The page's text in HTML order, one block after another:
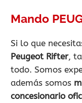
Mando
Si lo que
Peugeot Rifter,
todo. Somos
además somos
concesionario